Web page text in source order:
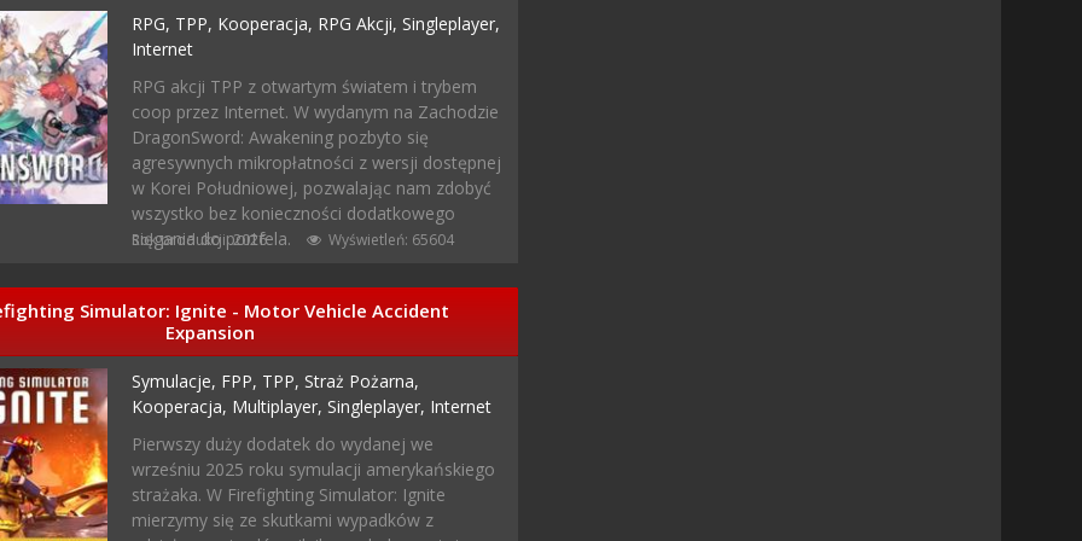
RPG, TPP, Kooperacja, RPG Akcji,Singleplayer,
Internet
RPG akcji TPP z otwartym światem i trybem
coop przez Internet. W wydanym na Zachodzie
DragonSword: Awakening pozbyto się
agresywnych mikropłatności z wersji dostępnej
w Korei Południowej, pozwalając nam zdobyć
wszystko bez konieczności dodatkowego
sięgania do portfela.
Rok produkcji: 2026 Wyświetleń: 65604
Simulator: Ignite - Motor Vehicle Accident
Expansion
Symulacje, FPP, TPP,Straż Pożarna,
Kooperacja, Multiplayer,Singleplayer, Internet
Pierwszy duży dodatek do wydanej we
wrześniu 2025 roku symulacji amerykańskiego
strażaka. W Firefighting Simulator: Ignite
mierzymy się ze skutkami wypadków z